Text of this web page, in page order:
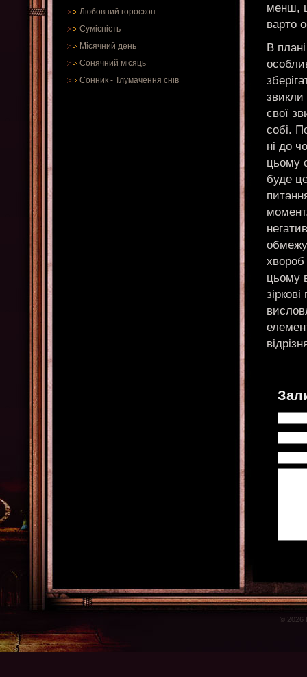
Любовний гороскоп
Сумісність
Місячний день
Сонячний місяць
Сонник - Тлумачення снів
менш,
варто
В
звикли
свої
собі.
ні до
цьому
буде
хвороб
цьому
© 2026